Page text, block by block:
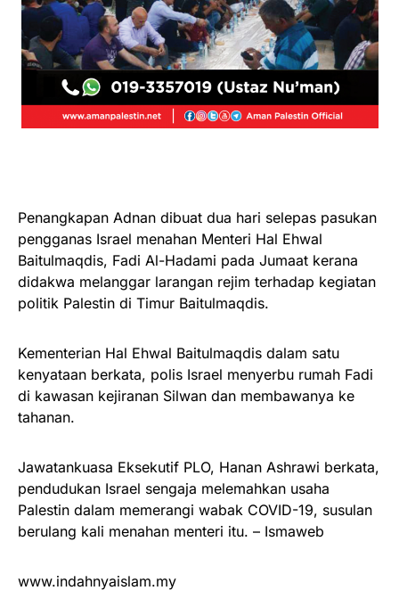
Penangkapan Adnan dibuat dua hari selepas pasukan
pengganas Israel menahan Menteri Hal Ehwal
Baitulmaqdis, Fadi Al-Hadami pada Jumaat kerana
didakwa melanggar larangan rejim terhadap kegiatan
politik Palestin di Timur Baitulmaqdis.
Kementerian Hal Ehwal Baitulmaqdis dalam satu
kenyataan berkata, polis Israel menyerbu rumah Fadi
di kawasan kejiranan Silwan dan membawanya ke
tahanan.
Jawatankuasa Eksekutif PLO, Hanan Ashrawi berkata,
pendudukan Israel sengaja melemahkan usaha
Palestin dalam memerangi wabak COVID-19, susulan
berulang kali menahan menteri itu. – Ismaweb
www.indahnyaislam.my